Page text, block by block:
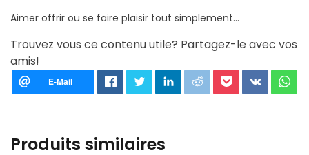
Aimer offrir ou se faire plaisir tout simplement…
Trouvez vous ce contenu utile? Partagez-le avec vos
amis!
Produits similaires